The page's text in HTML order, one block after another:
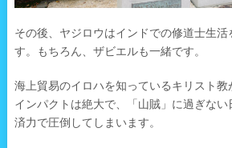
その後、ヤジロウはインドでの修道士生活
す。もちろん、ザビエルも一緒です。
海上貿易のイロハを知っているキリスト教
インパクトは絶大で、「山賊」に過ぎな
済力で圧倒してしまいます。